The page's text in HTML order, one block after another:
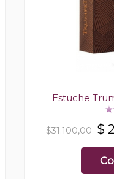
Estuche
$31.100,00 $